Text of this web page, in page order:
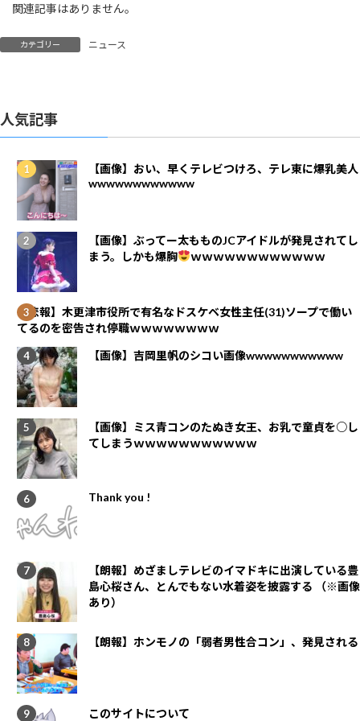
関連記事はありません。
カテゴリー ニュース
人気記事
【画像】おい、早くテレビつけろ、テレ東に爆乳美人
wwwwwwwwwwww
【画像】ぶってー太もものJCアイドルが発見されてし
まう。しかも爆胸
ｗｗｗｗｗｗｗｗｗｗｗｗ
【悲報】木更津市役所で有名なドスケベ女性主任(31)ソープで働い
てるのを密告され停職ｗｗｗｗｗｗｗｗ
【画像】吉岡里帆のシコい画像wwwwwwwwwww
【画像】ミス青コンのたぬき女王、お乳で童貞を○し
てしまうｗｗｗｗｗｗｗｗｗｗｗ
Thank you !
【朗報】めざましテレビのイマドキに出演している豊
島心桜さん、とんでもない水着姿を披露する （※画像
あり）
【朗報】ホンモノの「弱者男性合コン」、発見される
このサイトについて